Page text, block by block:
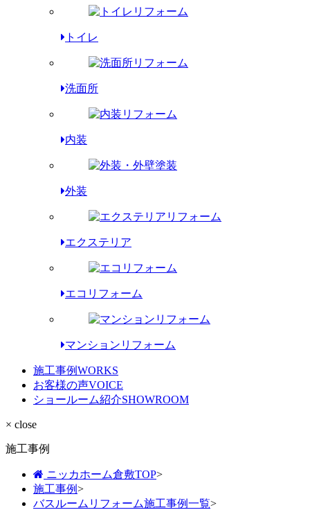
トイレ
洗面所
内装
外装
エクステリア
エコリフォーム
マンションリフォーム
施工事例WORKS
お客様の声VOICE
ショールーム紹介SHOWROOM
× close
施工事例
ニッカホーム倉敷TOP>
施工事例>
バスルームリフォーム施工事例一覧>